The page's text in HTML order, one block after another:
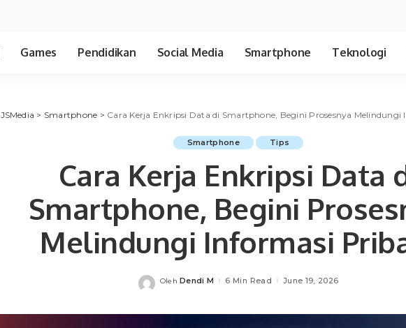
Games Pendidikan Social Media Smartphone Teknologi
JSMedia > Smartphone > Cara Kerja Enkripsi Data di Smartphone, Begini Prosesnya Melindungi
Smartphone Tips
Cara Kerja Enkripsi Data
Smartphone, Begini
Melindungi Informasi
Posted
Oleh Dendi M 6 Min Read June 19, 2026